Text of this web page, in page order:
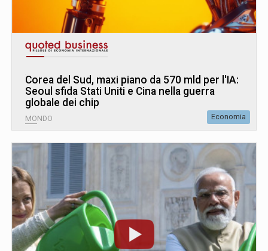
Corea del Sud, maxi piano da 570 mld per l'IA:
Seoul sfida Stati Uniti e Cina nella guerra
globale dei chip
MONDO Economia